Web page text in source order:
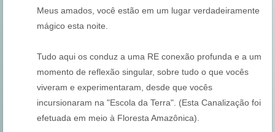
Meus amados, você estão em um lugar verdadeiramente
mágico esta noite.
Tudo aqui os conduz a uma RE conexão profunda e a um
momento de reflexão singular, sobre tudo o que vocês
viveram e experimentaram, desde que vocês
incursionaram na "Escola da Terra". (Esta Canalização foi
efetuada em meio à Floresta Amazônica).